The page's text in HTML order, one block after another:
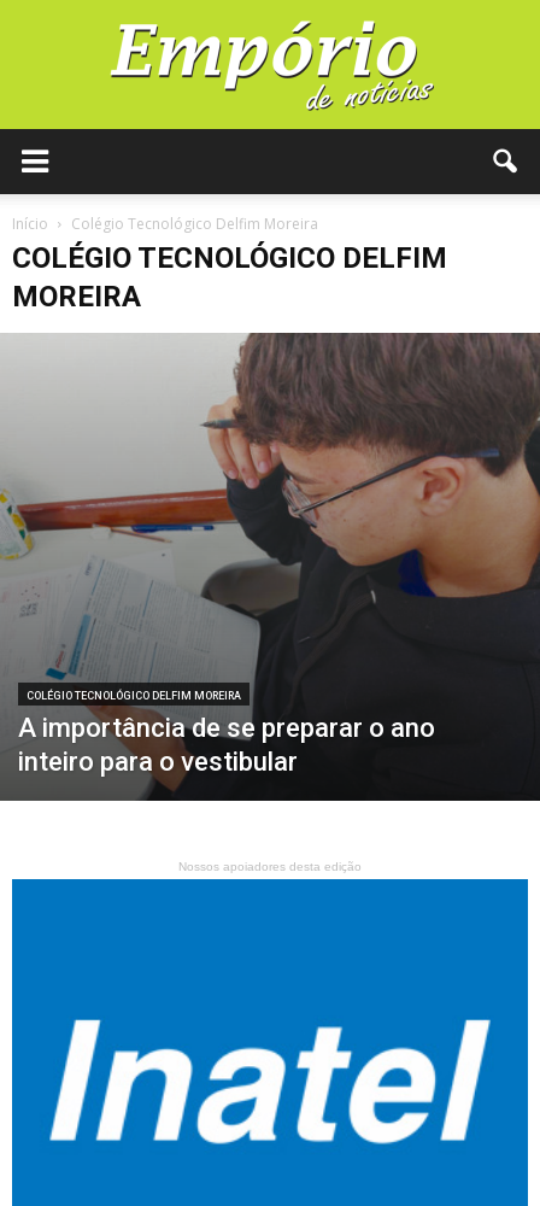
Início Colégio Tecnológico Delfim Moreira
COLÉGIO TECNOLÓGICO DELFIM
MOREIRA
COLÉGIO TECNOLÓGICO DELFIM MOREIRA
A importância de se preparar o ano
inteiro para o vestibular
Nossos apoiadores desta edição